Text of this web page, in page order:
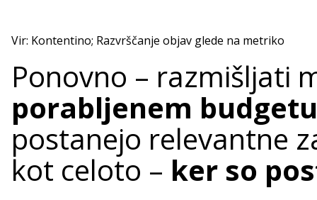
Vir: Kontentino; Razvrščanje objav glede na metriko
Ponovno – razmišljati
porabljenem budgetu
postanejo relevantne
kot celoto – ker so